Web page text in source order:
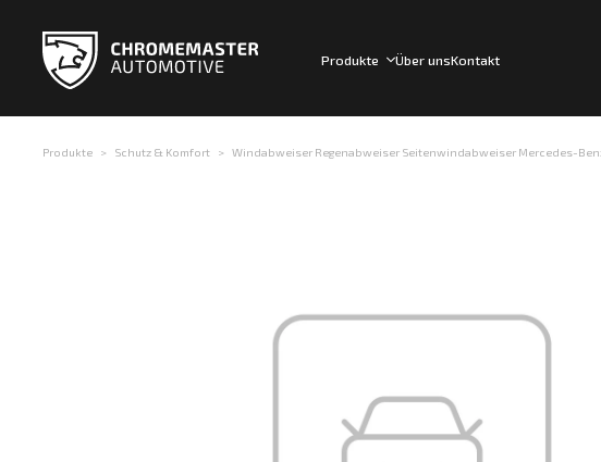
Produkte Über unsKontakt
Produkte Schutz & Komfort Windabweiser Regenabweiser Seitenwindabweiser Mercedes-